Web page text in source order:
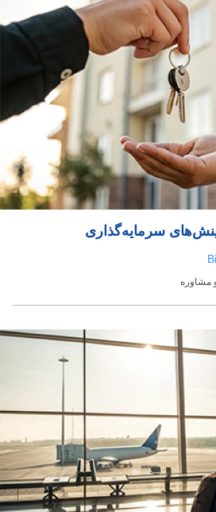
سرمایه‌گذاری
مشاوره